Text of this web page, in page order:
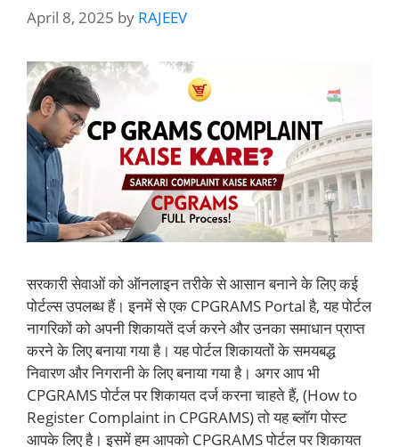
April 8, 2025 by RAJEEV
सरकारी सेवाओं को ऑनलाइन तरीके से आसान बनाने के लिए कई
पोर्टल्स उपलब्ध हैं। इनमें से एक CPGRAMS Portal है, यह पोर्टल
नागरिकों को अपनी शिकायतें दर्ज करने और उनका समाधान प्राप्त
करने के लिए बनाया गया है। यह पोर्टल शिकायतों के समयबद्ध
निवारण और निगरानी के लिए बनाया गया है। अगर आप भी
CPGRAMS पोर्टल पर शिकायत दर्ज करना चाहते हैं, (How to
Register Complaint in CPGRAMS) तो यह ब्लॉग पोस्ट
आपके लिए है। इसमें हम आपको CPGRAMS पोर्टल पर शिकायत